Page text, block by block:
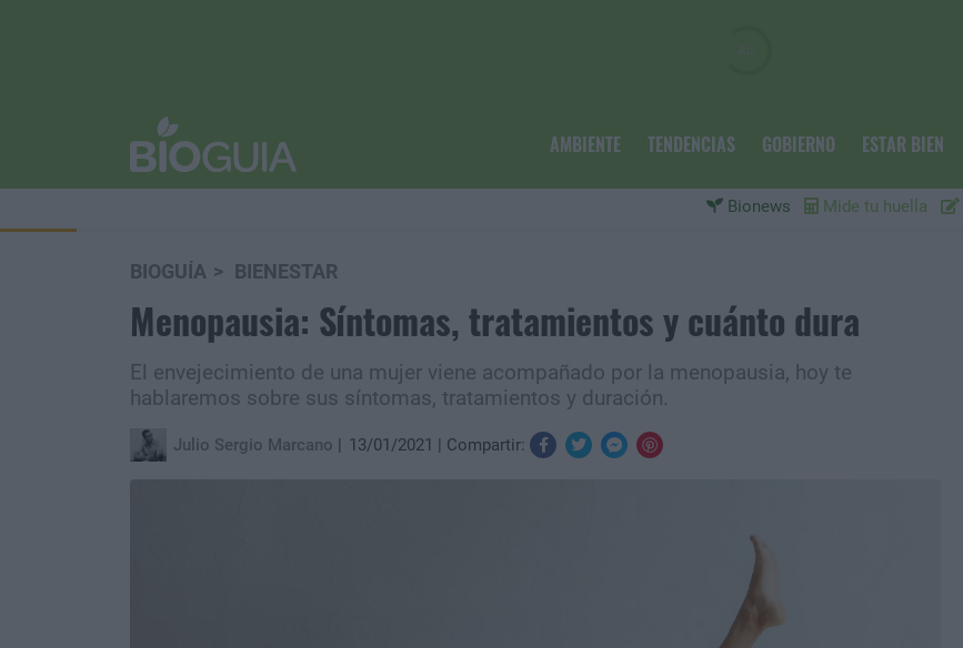
AMBIENTE TENDENCIAS GOBIERNO ESTAR BIEN
Bionews Mide tu huella
BIOGUÍA BIENESTAR
Menopausia: Síntomas, tratamientos y cuánto dura
El envejecimiento de una mujer viene acompañado por la menopausia, hoy te
hablaremos sobre sus síntomas, tratamientos y duración.
Julio Sergio Marcano 13/01/2021 Compartir: